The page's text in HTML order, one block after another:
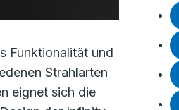
Funktionalität und
Strahlarten
eignet sich die